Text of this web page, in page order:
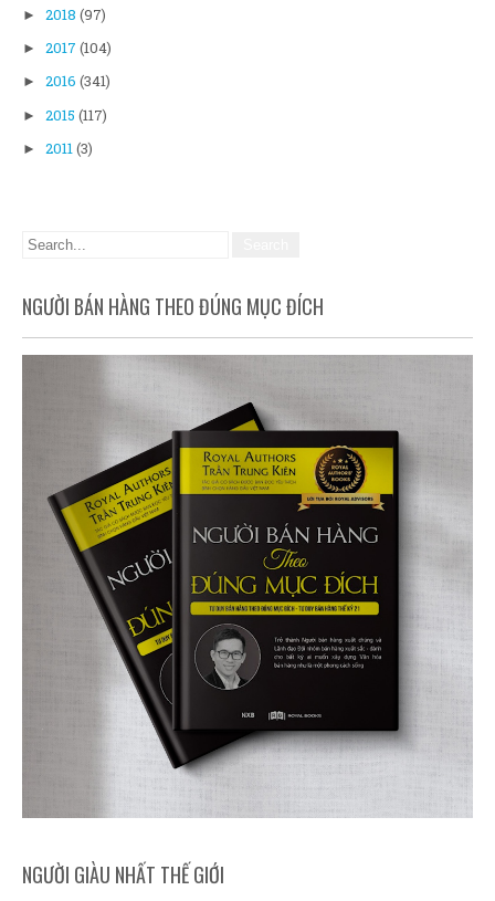
► 2018 (97)
► 2017 (104)
► 2016 (341)
► 2015 (117)
► 2011(3)
NGƯỜI BÁN HÀNG THEO ĐÚNG MỤC ĐÍCH
NGƯỜI GIÀU NHẤT THẾ GIỚI